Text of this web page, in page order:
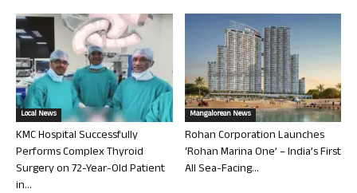
Local News
KMC Hospital Successfully
Performs Complex Thyroid
Surgery on 72-Year-Old Patient
in...
Mangalorean News
Rohan Corporation Launches
‘Rohan Marina One’ – India’s First
All Sea-Facing...